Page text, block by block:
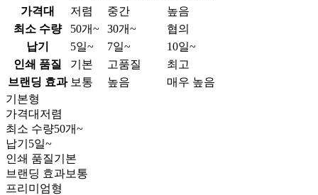
가격대
저렴 중간
높음
최소 수량
50개~ 30개~
협의
납기
5일~ 7일~
10일~
인쇄 품질
기본 고품질
최고
브랜딩 효과 보통 높음
매우 높음
기본형
가격대 저렴
최소 수량50개~
납기 5일~
인쇄 품질기본
브랜딩 효과보통
프리미엄형